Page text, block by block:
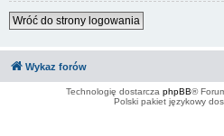
Wróć do strony logowania
Wykaz forów
Technologię dostarcza phpBB®
Polski pakiet językowy